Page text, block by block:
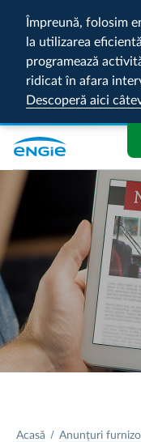
Împreună, folosim
la utilizarea
programează
ridicat în afara
Descoperă aici
Acasă Anunțuri